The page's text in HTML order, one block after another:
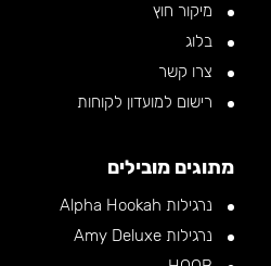
מיקור חוץ
בלוג
צרו קשר
רישום למועדון לקוחות
מתוגים מובילים
נרגילות Alpha Hookah
נרגילות Amy Deluxe